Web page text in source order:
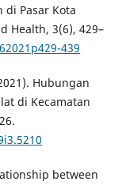
di Pasar Kota
Health, 3(6), 429–
439
Hubungan
di Kecamatan
between